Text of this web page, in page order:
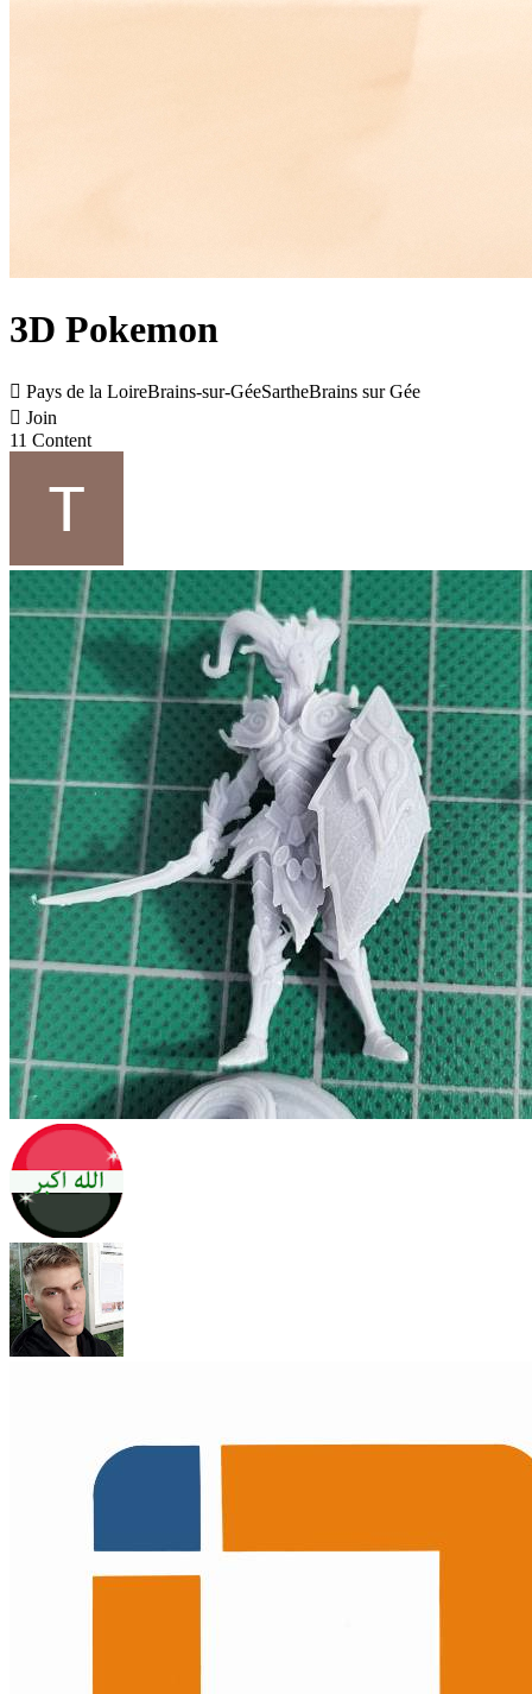
3D Pokemon
 Pays de la LoireBrains-sur-GéeSartheBrains sur Gée
 Join
11 Content